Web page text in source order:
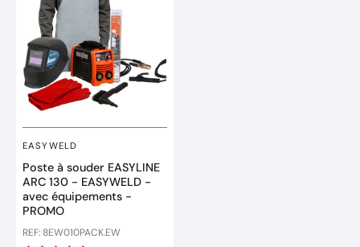
EASYWELD
Poste à souder EASYLINE
ARC 130 - EASYWELD -
avec équipements -
PROMO
REF: 8EW010PACK.EW